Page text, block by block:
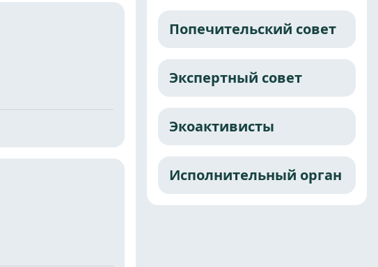
Попечительский совет
Экспертный совет
Экоактивисты
Исполнительный орган